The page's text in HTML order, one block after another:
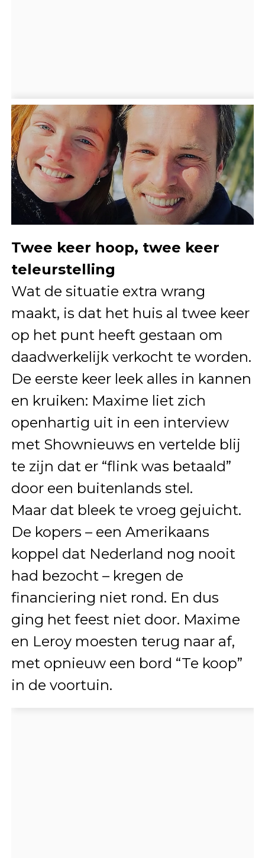
Twee keer hoop, twee keer
teleurstelling
Wat de situatie extra wrang
maakt, is dat het huis al twee keer
op het punt heeft gestaan om
daadwerkelijk verkocht te worden.
De eerste keer leek alles in kannen
en kruiken: Maxime liet zich
openhartig uit in een interview
met Shownieuws en vertelde blij
te zijn dat er “flink was betaald”
door een buitenlands stel.
Maar dat bleek te vroeg gejuicht.
De kopers – een Amerikaans
koppel dat Nederland nog nooit
had bezocht – kregen de
financiering niet rond. En dus
ging het feest niet door. Maxime
en Leroy moesten terug naar af,
met opnieuw een bord “Te koop”
in de voortuin.